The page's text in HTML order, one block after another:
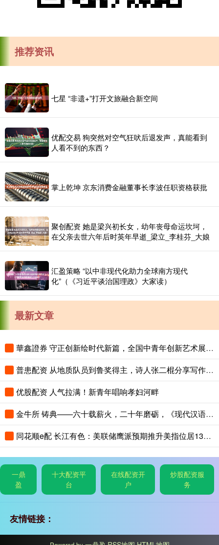
推荐资讯
七星 “非遗+”打开文旅融合新空间
优配交易 狗突然对空气狂吠后退发声，真能看到
人看不到的东西？
掌上乾坤 京东消费金融董事长李波任职资格获批
聚创配资 她是梁兴初长女，幼年丧母命运坎坷，
在父亲去世六年后时英年早逝_梁立_李桂芬_大娘
汇盈策略 “以中非现代化助力全球南方现代
化”（《习近平谈治国理政》大家读）
最新文章
華鑫證券 守正创新绘时代新篇，全国中青年创新艺术展登陆中国美术馆
普患配资 从地质队员到鲁奖得主，诗人张二棍分享写作与人生：“因为苍天在上，我愿埋首人间”
优股配资 人气拉满！新青年唱响孝妇河畔
金牛所 铸典——六十载薪火，二十年磨砺，《现代汉语大词典》出版
同花顺e配 长江有色：美联储鹰派预期推升美指位居13个月高位 25日镍价或小跌
一鼎
盈
十大配资平
台
在线配资开
户
炒股配资服
务
友情链接：